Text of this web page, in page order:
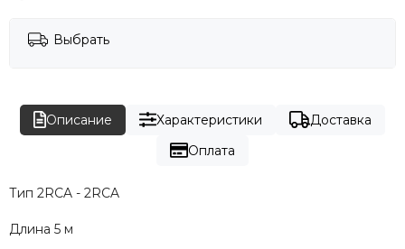
Выбрать
Описание Характеристики
Доставка
Оплата
Тип 2RCA - 2RCA
Длина 5 м